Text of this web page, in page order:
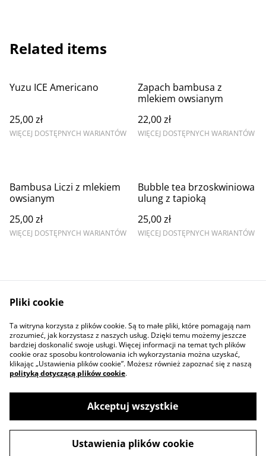
Related items
Yuzu ICE Americano
25,00 zł
WIĘCEJ DOSTĘPNYCH WARIANTÓW
Zapach bambusa z
mlekiem owsianym
22,00 zł
WIĘCEJ DOSTĘPNYCH WARIANTÓW
Bambusa Liczi z mlekiem
owsianym
25,00 zł
WIĘCEJ DOSTĘPNYCH WARIANTÓW
Bubble tea brzoskwiniowa
ulung z tapioką
25,00 zł
WIĘCEJ DOSTĘPNYCH WARIANTÓW
Contact Us
Cookie Policy
Polityka prywatności
©2026Cukiernia Sweet Design
powered by
Pliki cookie
Ta witryna korzysta z plików cookie. Są to małe pliki, które pomagają nam
zrozumieć, jak korzystasz z naszych usług. Dzięki temu możemy jeszcze
bardziej doskonalić swoje usługi. Więcej informacji na temat tych plików
cookie oraz sposobu kontrolowania ich wykorzystania można uzyskać,
klikając „Ustawienia plików cookie”. Możesz również zapoznać się z naszą
polityką dotyczącą plików cookie.
Akceptuj wszystkie
Ustawienia plików cookie